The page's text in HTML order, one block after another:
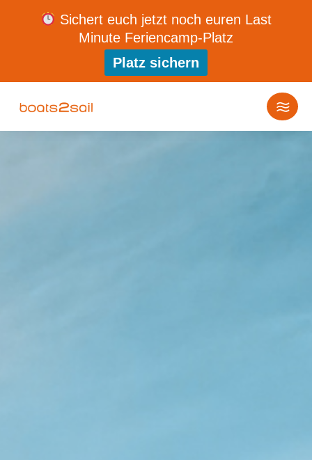
Sichert euch jetzt noch euren Last
Minute Feriencamp-Platz
Platz sichern